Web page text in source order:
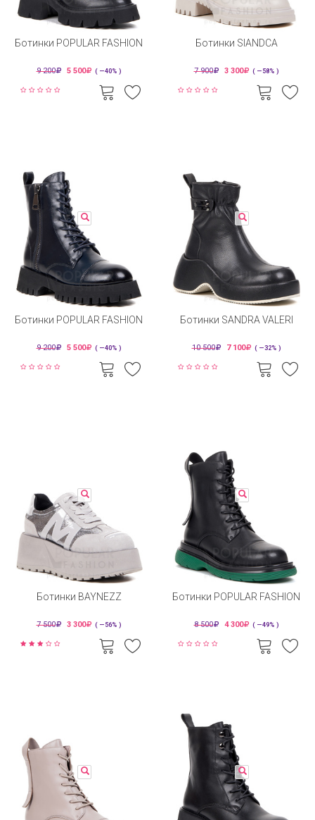
Ботинки POPULAR FASHION
9 200 5 500 ( —40% )
Ботинки SIANDCA
7 900 3 300 ( —58% )
Ботинки POPULAR FASHION
9 200 5 500 ( —40% )
Ботинки SANDRA VALERI
10 500 7 100 ( —32% )
Ботинки BAYNEZZ
7 500 3 300 ( —56% )
Ботинки POPULAR FASHION
8 500 4 300 ( —49% )